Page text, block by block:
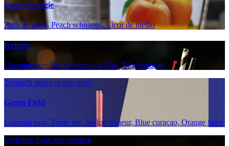
Sweet Georgie
Rum de coco, Peach schnapps, Licor de melão
Iceberg
Coconut rum, Peach schnapps, Gin, Blue curaçao
Tropisch groen in een glas!
Green Field
Coconut rum, Triple sec, Melon liqueur, Blue curaçao, Orange juice
Verfijnde fusie van smaken